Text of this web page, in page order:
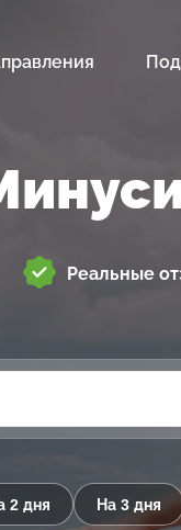
Реальные
2 дня На 3 дня